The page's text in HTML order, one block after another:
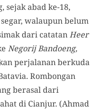
sejak abad ke-18,
walaupun belum
dari catatanHeer
Negorij Bandoeng,
perjalanan berkuda
Rombongan
berasal dari
di Cianjur. (Ahmad